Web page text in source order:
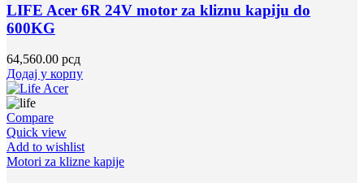
LIFE Acer 6R 24V motor za kliznu kapiju do
600KG
64,560.00 рсд
Додај у корпу
Compare
Quick view
Add to wishlist
Motori za klizne kapije